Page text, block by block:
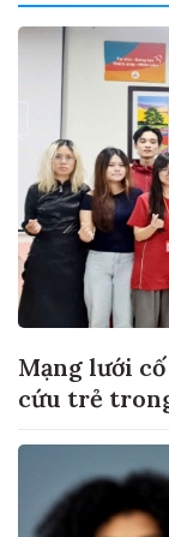
Mạng lưới
cứu trẻ